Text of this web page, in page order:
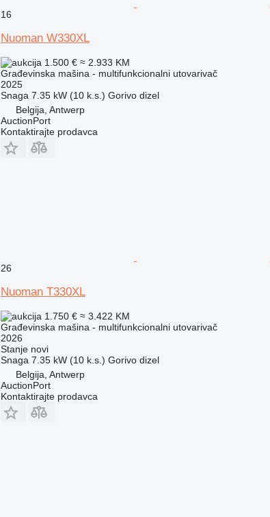
16
Nuoman W330XL
1.500 € ≈ 2.933 KM
Građevinska mašina - multifunkcionalni utovarivač
2025
Snaga 7.35 kW (10 k.s.) Gorivo dizel
Belgija, Antwerp
AuctionPort
Kontaktirajte prodavca
26
Nuoman T330XL
1.750 € ≈ 3.422 KM
Građevinska mašina - multifunkcionalni utovarivač
2026
Stanjenovi
Snaga 7.35 kW (10 k.s.) Gorivo dizel
Belgija, Antwerp
AuctionPort
Kontaktirajte prodavca